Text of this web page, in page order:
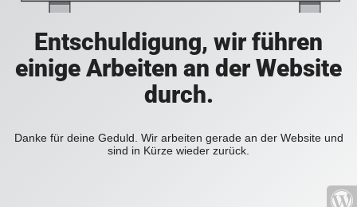
Entschuldigung, wir führen
einige Arbeiten an der Website
durch.
Danke für deine Geduld. Wir arbeiten gerade an der Website und
sind in Kürze wieder zurück.